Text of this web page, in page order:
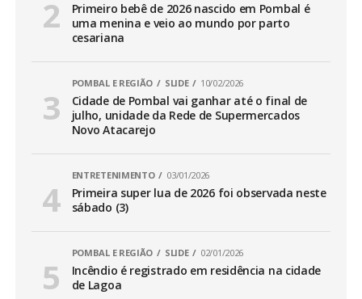
Primeiro bebê de 2026 nascido em Pombal é
uma menina e veio ao mundo por parto
cesariana
POMBAL E REGIÃO SLIDE 10/02/2026
Cidade de Pombal vai ganhar até o final de
julho, unidade da Rede de Supermercados
Novo Atacarejo
ENTRETENIMENTO 03/01/2026
Primeira super lua de 2026 foi observada neste
sábado (3)
POMBAL E REGIÃO SLIDE 02/01/2026
Incêndio é registrado em residência na cidade
de Lagoa